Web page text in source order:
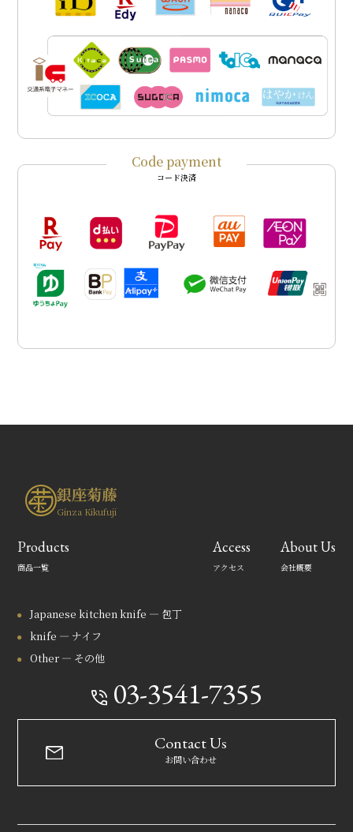
Code payment
コード決済
銀座菊藤
Ginza Kikufuji
Products
商品一覧
Japanese kitchen knife — 包丁
knife — ナイフ
Other — その他
Access
アクセス
About Us
会社概要
03-3541-7355
Contact Us
お問い合わせ